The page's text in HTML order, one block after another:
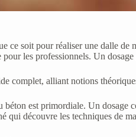
ce soit pour réaliser une dalle
pour les professionnels. Un
complet, alliant notions
est primordiale. Un dosage
qui découvre les techniques de